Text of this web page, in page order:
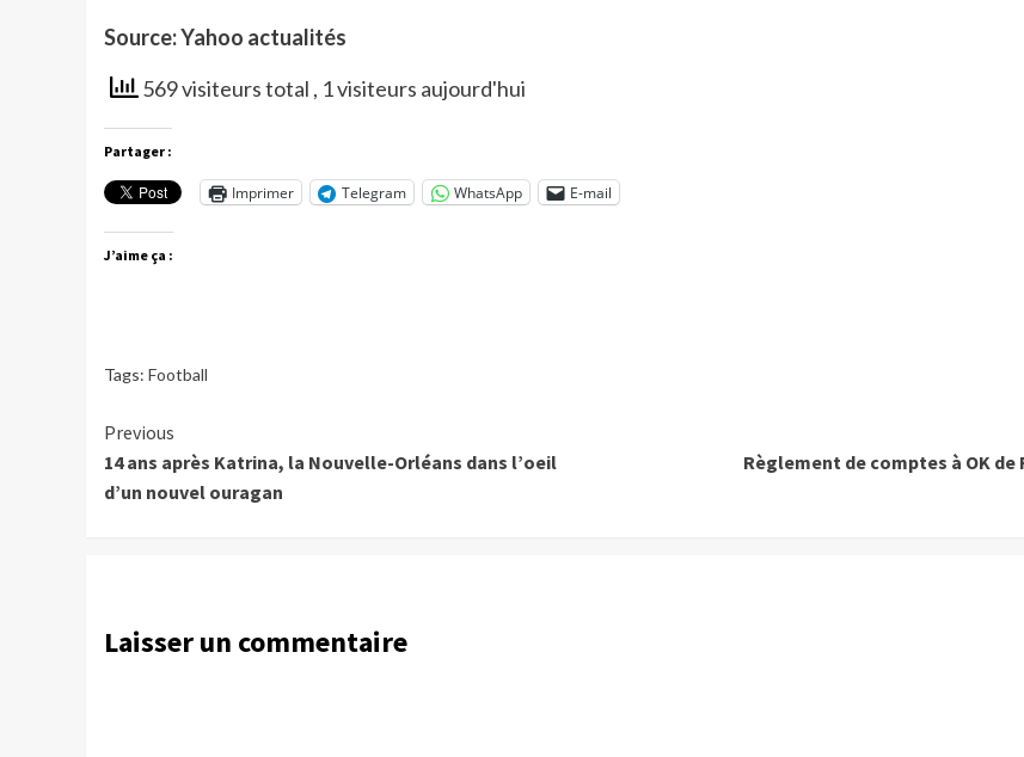
Source: Yahoo actualités
569 visiteurs total , 1 visiteurs aujourd'hui
Partager :
Imprimer Telegram WhatsApp E-mail
J’aime ça :
Tags: Football
Continue
Reading
Previous
14 ans après Katrina, la Nouvelle-Orléans dans l’oeil
d’un nouvel ouragan
Règlement de comptes à OK de
Laisser un commentaire